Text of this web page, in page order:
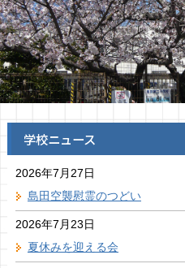
学校ニュース
2026年7月27日
島田空襲慰霊のつどい
2026年7月23日
夏休みを迎える会